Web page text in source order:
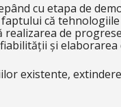
cu etapa de
că
de
și elaborarea
existente,